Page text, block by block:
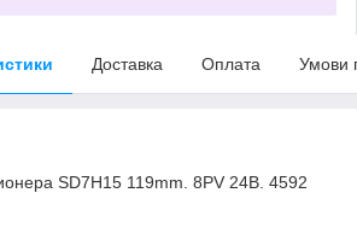
Доставка Оплата Умови
SD7H15 119mm. 8PV 24В. 4592